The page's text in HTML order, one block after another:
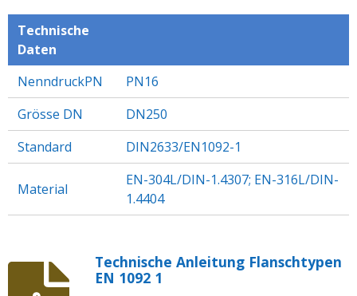
Technische
Daten
NenndruckPN
PN16
Grösse DN
DN250
Standard
DIN2633/EN1092-1
Material
EN-304L/DIN-1.4307; EN-316L/DIN-
1.4404
Technische Anleitung Flanschtypen
EN 1092 1